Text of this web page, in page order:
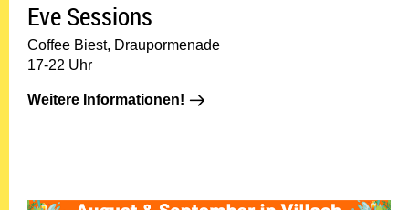
Eve Sessions
Coffee Biest, Draupormenade
17-22 Uhr
Weitere Informationen! Weitere Informationen!: 25.07.